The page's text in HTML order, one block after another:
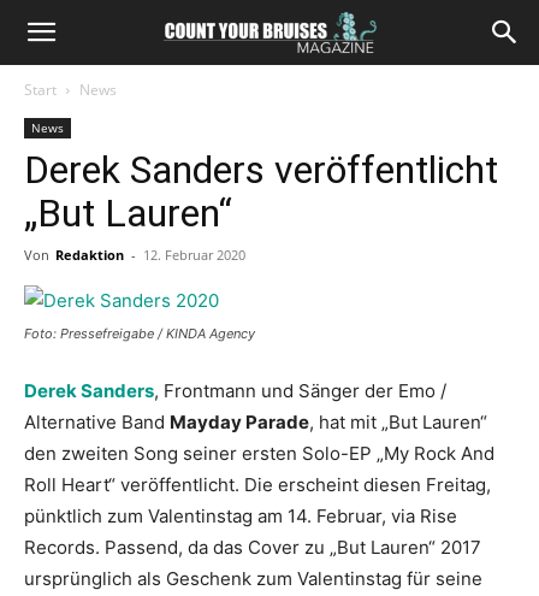
Start News
News
Derek Sanders veröffentlicht
„But Lauren“
Von Redaktion - 12. Februar 2020
Foto: Pressefreigabe / KINDA Agency
Derek Sanders, Frontmann und Sänger der Emo /
Alternative Band Mayday Parade, hat mit „But Lauren“
den zweiten Song seiner ersten Solo-EP „My Rock And
Roll Heart“ veröffentlicht. Die erscheint diesen Freitag,
pünktlich zum Valentinstag am 14. Februar, via Rise
Records. Passend, da das Cover zu „But Lauren“ 2017
ursprünglich als Geschenk zum Valentinstag für seine